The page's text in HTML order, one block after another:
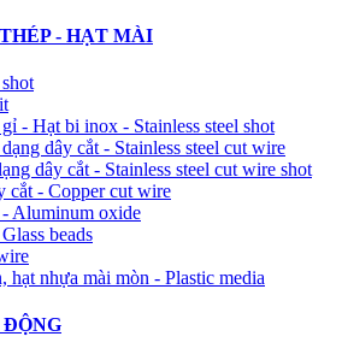
- HẠT MÀI
- Hạt bi inox - Stainless steel shot
dây cắt - Stainless steel cut wire
dây cắt - Stainless steel cut wire shot
cắt - Copper cut wire
Aluminum oxide
beads
hạt nhựa mài mòn - Plastic media
ĐỘNG